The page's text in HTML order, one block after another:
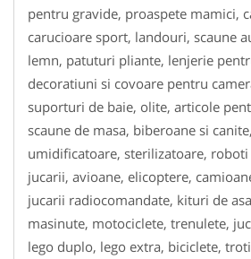
pentru gravide, proaspete mamici,
carucioare sport, landouri, scaune
lemn, patuturi pliante, lenjerie
decoratiuni si covoare pentru
suporturi de baie, olite, articole
scaune de masa, biberoane si
umidificatoare, sterilizatoare, roboti
jucarii, avioane, elicoptere,
jucarii radiocomandate, kituri de
masinute, motociclete, trenulete,
lego duplo, lego extra, biciclete,